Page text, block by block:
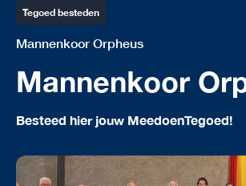
Tegoed besteden
Mannenkoor Orpheus
Mannenkoor
Besteed hier jouw MeedoenTegoed!